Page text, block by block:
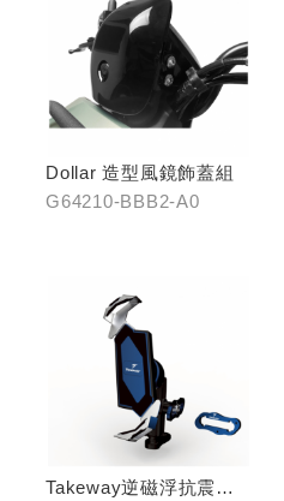
Dollar 造型風鏡飾蓋組
G64210-BBB2-A0
Takeway逆磁浮抗震手